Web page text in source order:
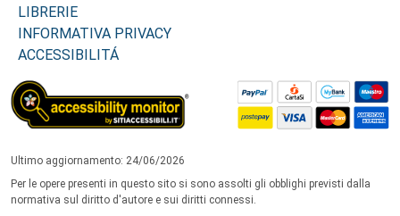
LIBRERIE
INFORMATIVA PRIVACY
ACCESSIBILITÁ
Ultimo aggiornamento: 24/06/2026
Per le opere presenti in questo sito si sono assolti gli obblighi previsti dalla
normativa sul diritto d'autore e sui diritti connessi.